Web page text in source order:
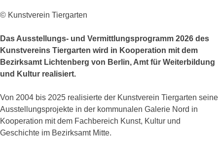
© Kunstverein Tiergarten
Das Ausstellungs- und Vermittlungsprogramm 2026 des
Kunstvereins Tiergarten wird in Kooperation mit dem
Bezirksamt Lichtenberg von Berlin, Amt für Weiterbildung
und Kultur realisiert.
Von 2004 bis 2025 realisierte der Kunstverein Tiergarten seine
Ausstellungsprojekte in der kommunalen Galerie Nord in
Kooperation mit dem Fachbereich Kunst, Kultur und
Geschichte im Bezirksamt Mitte.